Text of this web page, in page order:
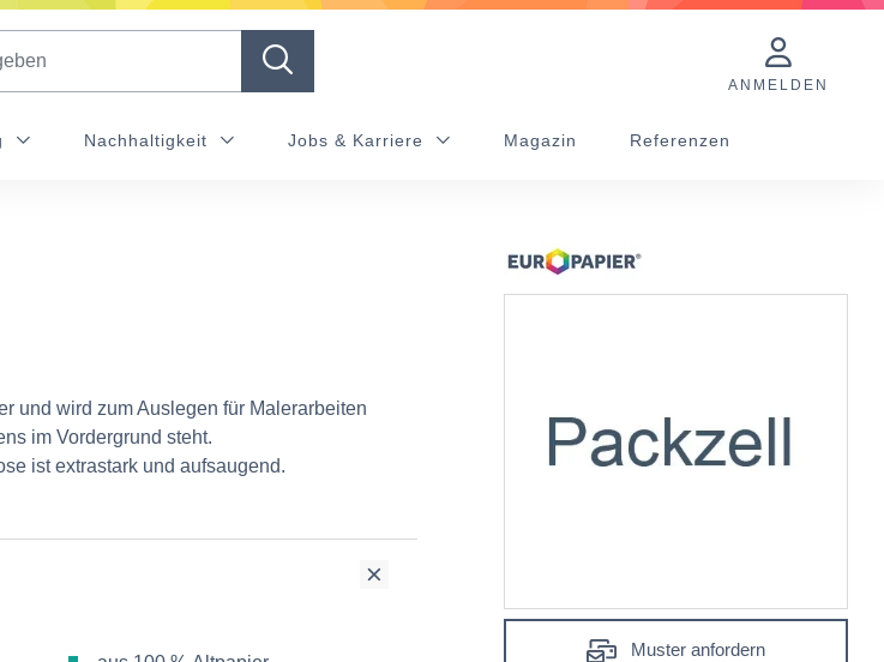
ANMELDEN
Nachhaltigkeit Jobs & Karriere Magazin Referenzen
und wird zum Auslegen für Malerarbeiten
im Vordergrund steht.
ist extrastark und aufsaugend.
Muster anfordern